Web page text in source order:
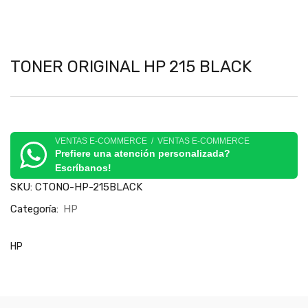
TONER ORIGINAL HP 215 BLACK
VENTAS E-COMMERCE / VENTAS E-COMMERCE
Prefiere una atención personalizada?
Escríbanos!
SKU: CTONO-HP-215BLACK
Categoría: HP
HP